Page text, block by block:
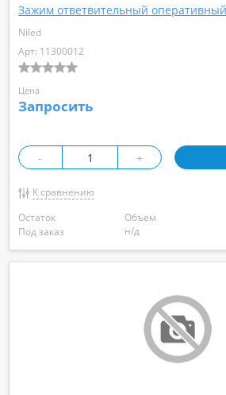
Зажим ответвительный оперативный
Niled
Арт: 11300012
Цена
Запросить
- +
К сравнению
Остаток
Под заказ
Объем
н/д